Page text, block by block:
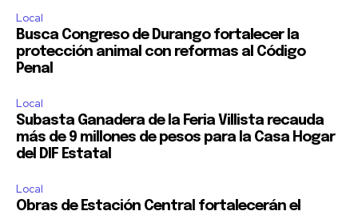
Local
Busca Congreso de Durango fortalecer la
protección animal con reformas al Código
Penal
Local
Subasta Ganadera de la Feria Villista recauda
más de 9 millones de pesos para la Casa Hogar
del DIF Estatal
Local
Obras de Estación Central fortalecerán el